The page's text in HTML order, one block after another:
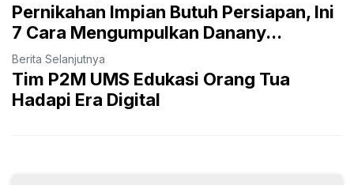
Pernikahan Impian Butuh Persiapan, Ini
7 Cara Mengumpulkan Danany...
Berita Selanjutnya
Tim P2M UMS Edukasi Orang Tua
Hadapi Era Digital